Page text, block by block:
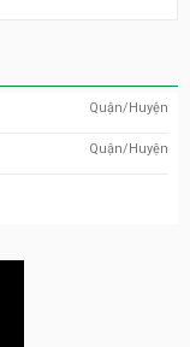
Quận/Huyện
Quận/Huyện